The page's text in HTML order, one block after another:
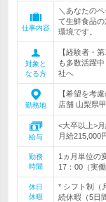
仕事内容
＼あなたの
て生鮮食品
環境です。
対象と
なる方
【経験者・
も多数活躍
社へ
勤務地
【希望を考
店舗 山梨県
給与
<大卒以上>
月給215,000
勤務
時間
1ヵ月単位の
17：00（実
休日
休暇
* シフト制（
続休暇（5日